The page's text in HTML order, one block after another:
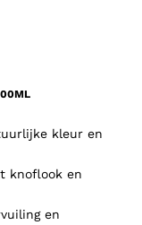
kleur en
knoflook en
en